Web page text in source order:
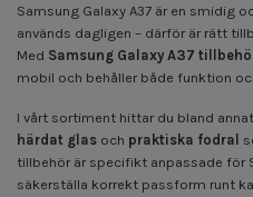
Samsung Galaxy A37 är en smidig
används dagligen – därför är rätt
Med Samsung Galaxy A37
mobil och behåller både funktion
I vårt sortiment hittar du bland annat
härdat glas och praktiska fodral
tillbehör är specifikt anpassade för
säkerställa korrekt passform runt